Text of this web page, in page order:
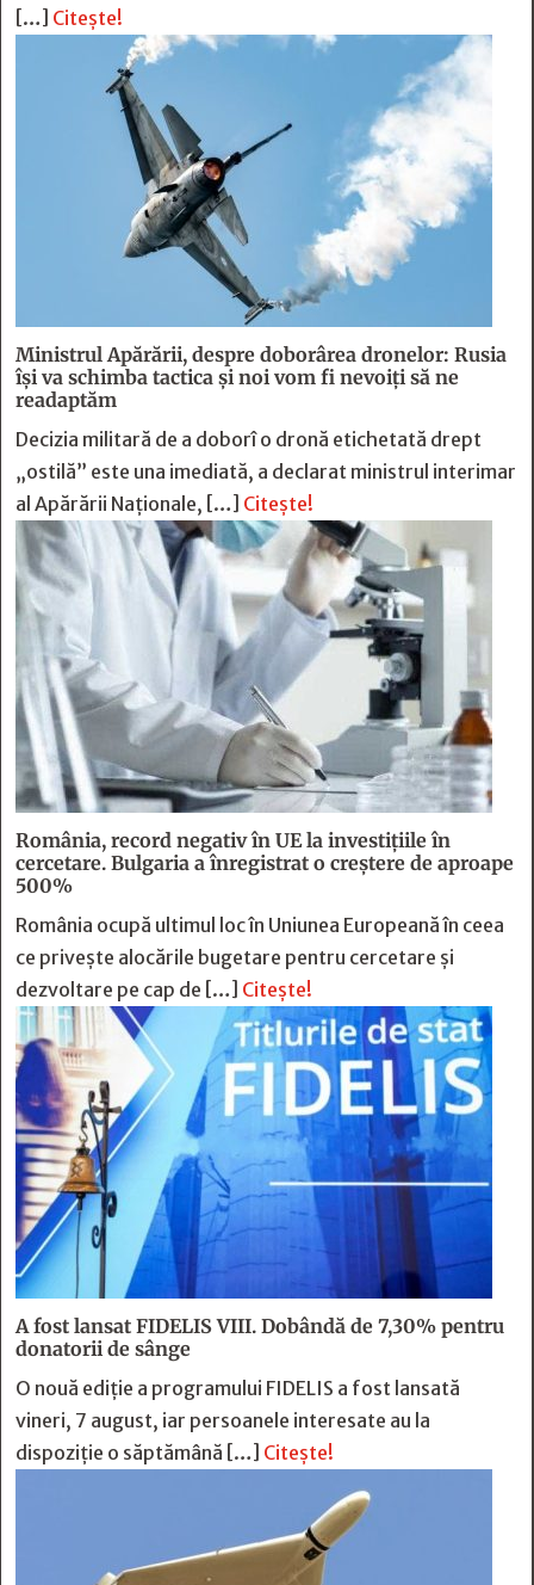
[…] Citește!
Ministrul Apărării, despre doborârea dronelor: Rusia
îşi va schimba tactica şi noi vom fi nevoiţi să ne
readaptăm
Decizia militară de a doborî o dronă etichetată drept
„ostilă” este una imediată, a declarat ministrul interimar
al Apărării Naţionale, […] Citește!
România, record negativ în UE la investițiile în
cercetare. Bulgaria a înregistrat o creștere de aproape
500%
România ocupă ultimul loc în Uniunea Europeană în ceea
ce privește alocările bugetare pentru cercetare și
dezvoltare pe cap de […] Citește!
A fost lansat FIDELIS VIII. Dobândă de 7,30% pentru
donatorii de sânge
O nouă ediție a programului FIDELIS a fost lansată
vineri, 7 august, iar persoanele interesate au la
dispoziție o săptămână […] Citește!